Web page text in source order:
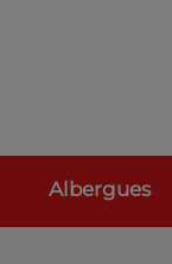
Albergues